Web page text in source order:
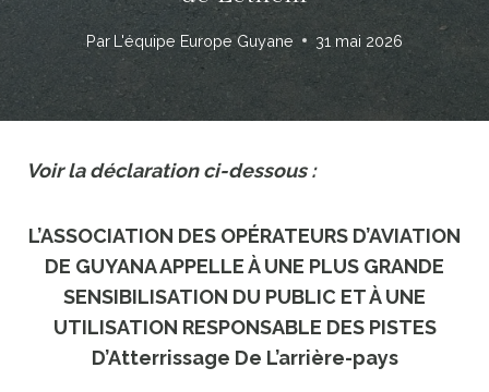
Par L'équipe Europe Guyane 31 mai 2026
Voir la déclaration ci-dessous :
L’ASSOCIATION DES OPÉRATEURS D’AVIATION
DE GUYANA APPELLE À UNE PLUS GRANDE
SENSIBILISATION DU PUBLIC ET À UNE
UTILISATION RESPONSABLE DES PISTES
D’Atterrissage De L’arrière-pays